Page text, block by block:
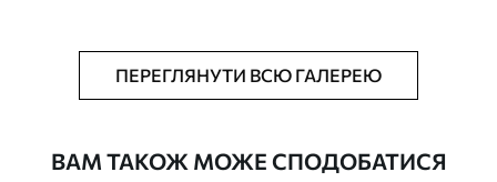
Додатково Можна додати лакове покриття.
ПЕРЕГЛЯНУТИ ВСЮ ГАЛЕРЕЮ
ВАМ ТАКОЖ МОЖЕ СПОДОБАТИСЯ